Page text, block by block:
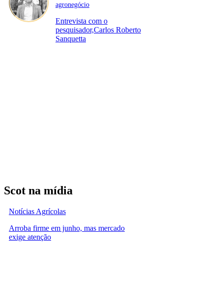
agronegócio
Entrevista com o
pesquisador,Carlos Roberto
Sanquetta
Scot na mídia
Notícias Agrícolas
Arroba firme em junho, mas mercado
exige atenção